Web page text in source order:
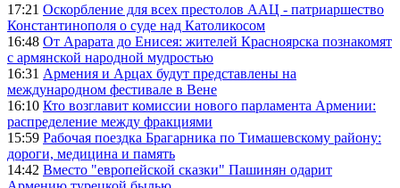
17:21 Оскорбление для всех престолов ААЦ - патриаршество
Константинополя о суде над Католикосом
16:48 От Арарата до Енисея: жителей Красноярска познакомят
с армянской народной мудростью
16:31 Армения и Арцах будут представлены на
международном фестивале в Вене
16:10 Кто возглавит комиссии нового парламента Армении:
распределение между фракциями
15:59 Рабочая поездка Брагарника по Тимашевскому району:
дороги, медицина и память
14:42 Вместо "европейской сказки" Пашинян одарит